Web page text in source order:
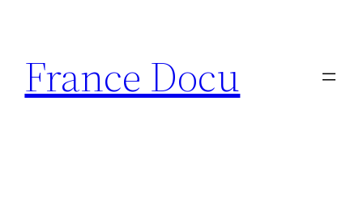
contenu
France Docu